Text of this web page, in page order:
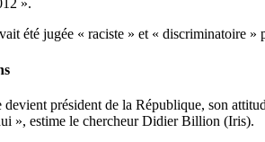
».
été jugée « raciste » et « discriminatoire
président de la République, son
», estime le chercheur Didier Billion (Iris).